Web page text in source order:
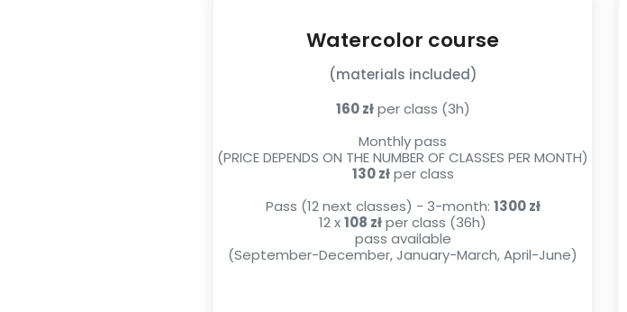
Watercolor course
(materials included)
160 złper class (3h)
Monthly pass
(PRICE DEPENDS ON THE NUMBER OF CLASSES PER MONTH)
130 złper class
Pass (12 next classes) - 3-month: 1300 zł
12 x108 złper class (36h)
pass available
(September-December, January-March, April-June)